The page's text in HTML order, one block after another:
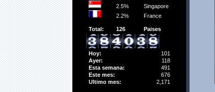
2.5%
Singapore
2.2%
France
Total: 126 Paises
Hoy:
101
Ayer:
118
Esta semana:
491
Este mes:
676
Ultimo mes:
2,171